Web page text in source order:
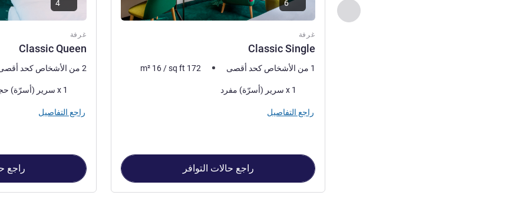
السابق - غرفة
غرفة
Classic Single
6
1 من الأشخاص كحد أقصى m² 16 /sq ft 172
فرش السرير
1 x سرير (أسرّة) مفرد
راجع التفاصيل
راجع حالات التوافر
غرفة
Classic Queen
2 من الأشخاص كحد أقصى
فرش السرير
1 x سرير (أسرّة) حجم كوين
راجع التفاصيل
راجع